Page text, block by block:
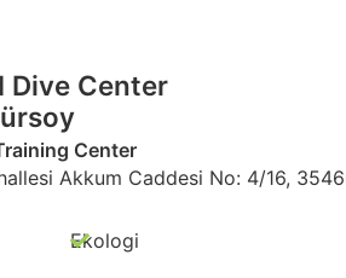
Dive Center
Center
Akkum Caddesi No: 4/16,
Ekologi